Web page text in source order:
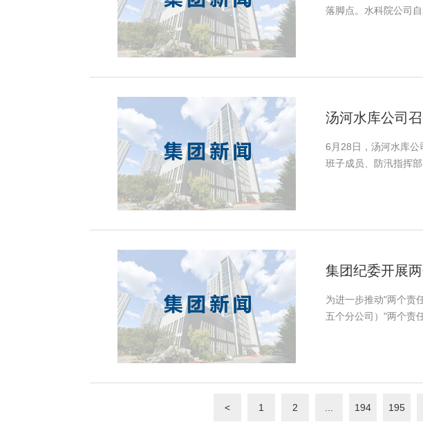
落脚点。水科院公司
汤河水库公司
6月28日，汤河水库
班子成员、防汛指挥
集团纪委开展
为进一步推动"两个责
五个分公司）"两个责
< 1 2 194 195